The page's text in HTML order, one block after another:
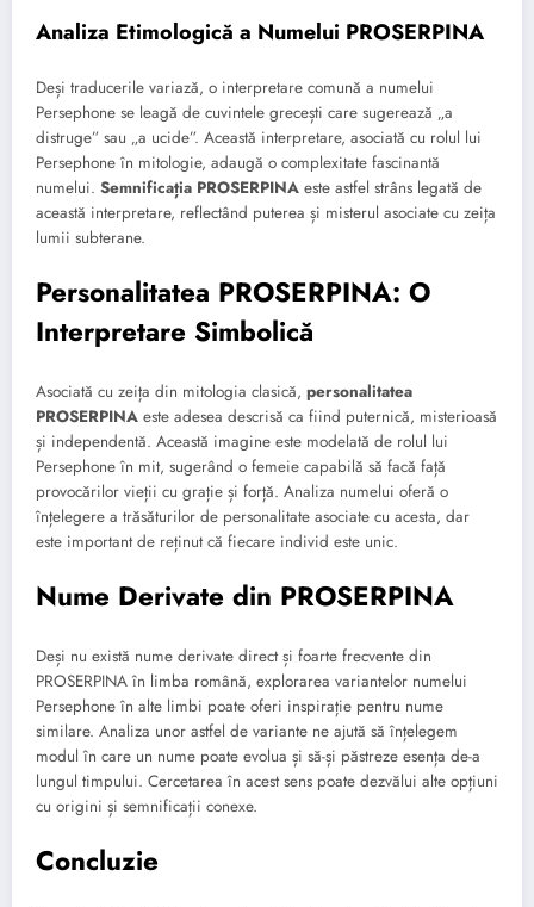
Analiza Etimologică a Numelui PROSERPINA
Deși traducerile variază, o interpretare comună a numelui
Persephone se leagă de cuvintele grecești care sugerează „a
distruge” sau „a ucide”. Această interpretare, asociată cu rolul lui
Persephone în mitologie, adaugă o complexitate fascinantă
numelui. Semnificația PROSERPINA este astfel strâns legată de
această interpretare, reflectând puterea și misterul asociate cu zeița
lumii subterane.
Personalitatea PROSERPINA: O
Interpretare Simbolică
Asociată cu zeița din mitologia clasică, personalitatea
PROSERPINA este adesea descrisă ca fiind puternică, misterioasă
și independentă. Această imagine este modelată de rolul lui
Persephone în mit, sugerând o femeie capabilă să facă față
provocărilor vieții cu grație și forță. Analiza numelui oferă o
înțelegere a trăsăturilor de personalitate asociate cu acesta, dar
este important de reținut că fiecare individ este unic.
Nume Derivate din PROSERPINA
Deși nu există nume derivate direct și foarte frecvente din
PROSERPINA în limba română, explorarea variantelor numelui
Persephone în alte limbi poate oferi inspirație pentru nume
similare. Analiza unor astfel de variante ne ajută să înțelegem
modul în care un nume poate evolua și să-și păstreze esența de-a
lungul timpului. Cercetarea în acest sens poate dezvălui alte opțiuni
cu origini și semnificații conexe.
Concluzie